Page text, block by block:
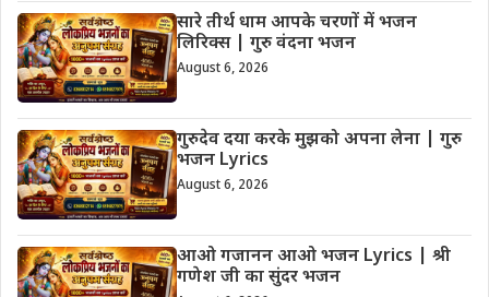
सारे तीर्थ धाम आपके चरणों में भजन
लिरिक्स | गुरु वंदना भजन
August 6, 2026
गुरुदेव दया करके मुझको अपना लेना | गुरु
भजन Lyrics
August 6, 2026
आओ गजानन आओ भजन Lyrics | श्री
गणेश जी का सुंदर भजन